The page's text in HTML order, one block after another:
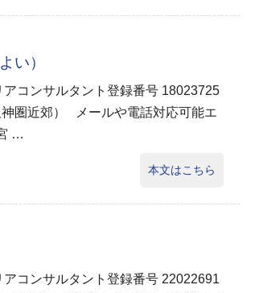
い）
コンサルタント登録番号 18023725
圏近郊） メールや電話対応可能エ
…
本文はこちら
コンサルタント登録番号 22022691